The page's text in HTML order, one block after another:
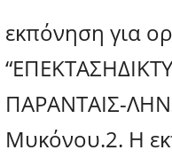
εκπόνηση για
ΠΑΡΑΝΤΑΙΣ-
Μυκόνου.2. Η